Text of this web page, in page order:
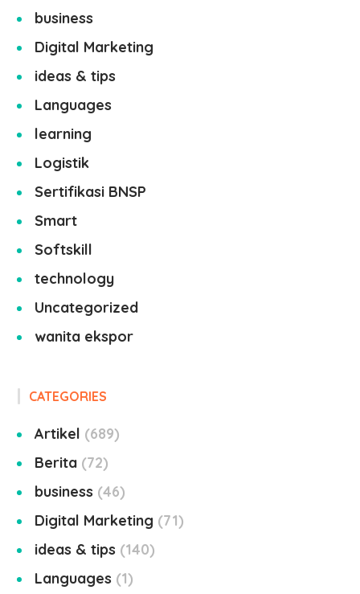
business
Digital Marketing
ideas & tips
Languages
learning
Logistik
Sertifikasi BNSP
Smart
Softskill
technology
Uncategorized
wanita ekspor
CATEGORIES
Artikel
689
Berita 72
business 46
Digital Marketing
71
ideas & tips
140
Languages
1